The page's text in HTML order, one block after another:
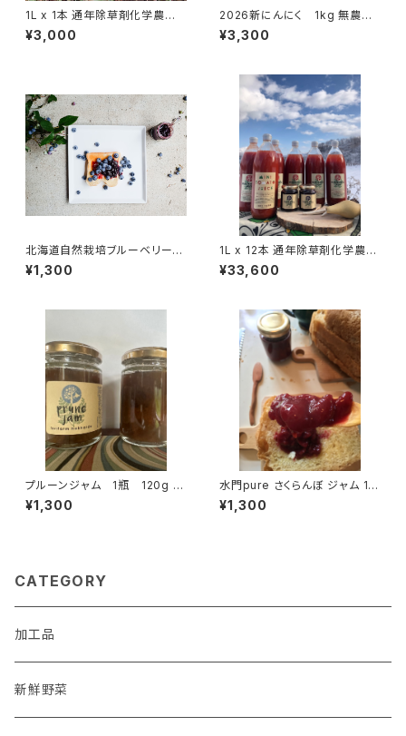
1L x 1本 通年除草剤化学農薬
不使用
¥3,000
2026新にんにく 1kg 無農薬
有機栽培
¥3,300
北海道自然栽培ブルーベリージ
ャム 1瓶 120g Blue Berry
と北海道の甜菜糖で作った ブル
¥1,300
1L x 12本 通年除草剤化学農薬
不使用
¥33,600
プルーンジャム 1瓶 120g 税
込価格
¥1,300
水門pure さくらんぼ ジャム 1瓶
120g 北海道仁木町オネナイ
産
¥1,300
CATEGORY
加工品
新鮮野菜